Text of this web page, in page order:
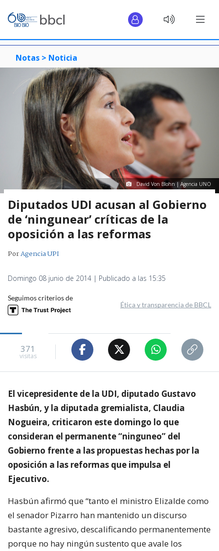
Notas > Noticia
David Von Blohn | Agencia UNO
Diputados UDI acusan al Gobierno
de ‘ningunear’ críticas de la
oposición a las reformas
PorAgencia UPI
Domingo 08 junio de 2014 | Publicado a las 15:35
Seguimos criterios de
Ética y transparencia de BBCL
371
visitas
El vicepresidente de la UDI, diputado Gustavo
Hasbún, y la diputada gremialista, Claudia
Nogueira, criticaron este domingo lo que
consideran el permanente “ninguneo” del
Gobierno frente a las propuestas hechas por la
oposición a las reformas que impulsa el
Ejecutivo.
Hasbún afirmó que “tanto el ministro Elizalde como
el senador Pizarro han mantenido un discurso
bastante agresivo, descalificando permanentemente
porque no hay ningún sustento que avale los